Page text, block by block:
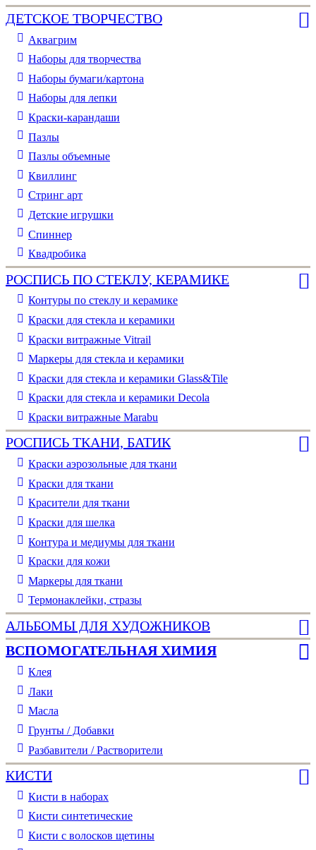
ДЕТСКОЕ ТВОРЧЕСТВО
Аквагрим
Наборы для творчества
Наборы бумаги/картона
Наборы для лепки
Краски-карандаши
Пазлы
Пазлы объемные
Квиллинг
Стринг арт
Детские игрушки
Спиннер
Квадробика
РОСПИСЬ ПО СТЕКЛУ, КЕРАМИКЕ
Контуры по стеклу и керамике
Краски для стекла и керамики
Краски витражные Vitrail
Маркеры для стекла и керамики
Краски для стекла и керамики Glass&Tile
Краски для стекла и керамики Decola
Краски витражные Marabu
РОСПИСЬ ТКАНИ, БАТИК
Краски аэрозольные для ткани
Краски для ткани
Красители для ткани
Краски для шелка
Контура и медиумы для ткани
Краски для кожи
Маркеры для ткани
Термонаклейки, стразы
АЛЬБОМЫ ДЛЯ ХУДОЖНИКОВ
ВСПОМОГАТЕЛЬНАЯ ХИМИЯ
Клея
Лаки
Масла
Грунты / Добавки
Разбавители / Растворители
КИСТИ
Кисти в наборах
Кисти синтетические
Кисти с волосков щетины